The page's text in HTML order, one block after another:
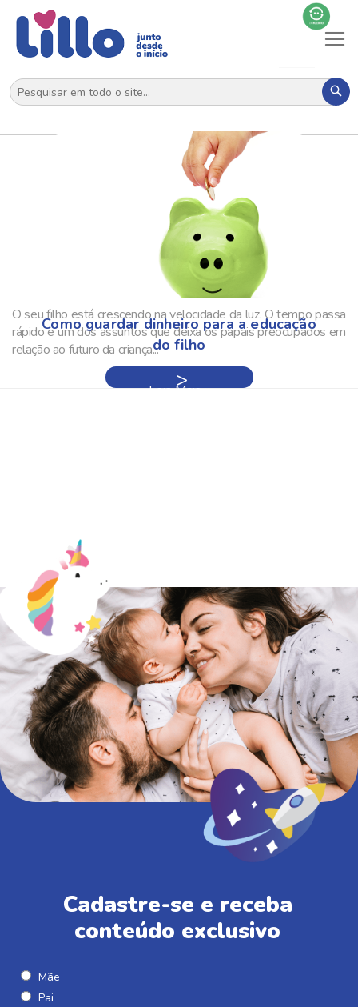
Como guardar dinheiro para a educação
do filho
O seu filho está crescendo na velocidade da luz. O tempo passa
rápido e um dos assuntos que deixa os papais preocupados em
relação ao futuro da criança...
Leia Mais »
Cadastre-se e receba
conteúdo exclusivo
Mãe
Pai